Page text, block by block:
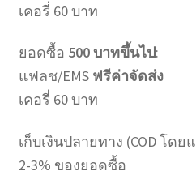
เคอรี่ 60 บาท
ยอดซื้อ 500 บาทขึ้นไป:
แฟลช/EMS ฟรีค่าจัดส่ง
เคอรี่ 60 บาท
เก็บเงินปลายทาง (COD โด
2-3% ของยอดซื้อ